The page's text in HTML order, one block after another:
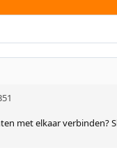
met elkaar verbinden?